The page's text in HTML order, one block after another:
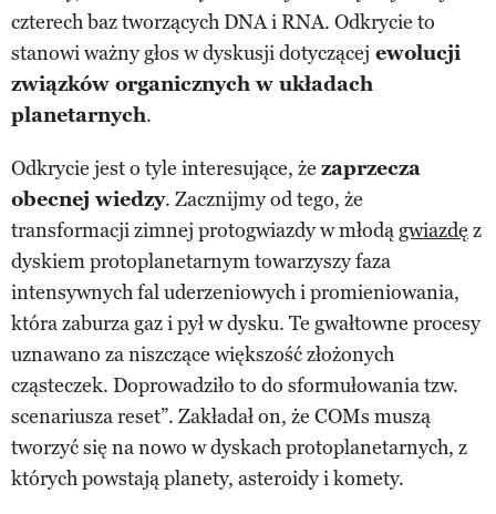
czterech baz tworzących DNA i RNA. Odkrycie to
stanowi ważny głos w dyskusji dotyczącej ewolucji
związków organicznych w układach
planetarnych.
Odkrycie jest o tyle interesujące, że zaprzecza
obecnej wiedzy. Zacznijmy od tego, że
transformacji zimnej protogwiazdy w młodą gwiazdę z
dyskiem protoplanetarnym towarzyszy faza
intensywnych fal uderzeniowych i promieniowania,
która zaburza gaz i pył w dysku. Te gwałtowne procesy
uznawano za niszczące większość złożonych
cząsteczek. Doprowadziło to do sformułowania tzw.
scenariusza reset”. Zakładał on, że COMs muszą
tworzyć się na nowo w dyskach protoplanetarnych, z
których powstają planety, asteroidy i komety.